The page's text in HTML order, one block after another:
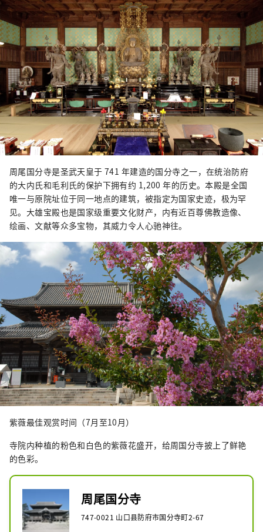
周尾国分寺是圣武天皇于 741 年建造的国分寺之一，在统治防府
的大内氏和毛利氏的保护下拥有约 1,200 年的历史。本殿是全国
唯一与原院址位于同一地点的建筑，被指定为国家史迹，极为罕
见。大雄宝殿也是国家级重要文化财产，内有近百尊佛教造像、
绘画、文献等众多宝物，其威力令人心驰神往。
紫薇最佳观赏时间（7月至10月）
寺院内种植的粉色和白色的紫薇花盛开，给周国分寺披上了鲜艳
的色彩。
周尾国分寺
747-0021 山口县防府市国分寺町2-67